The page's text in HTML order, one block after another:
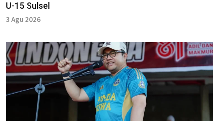
U-15 Sulsel
3 Agu 2026